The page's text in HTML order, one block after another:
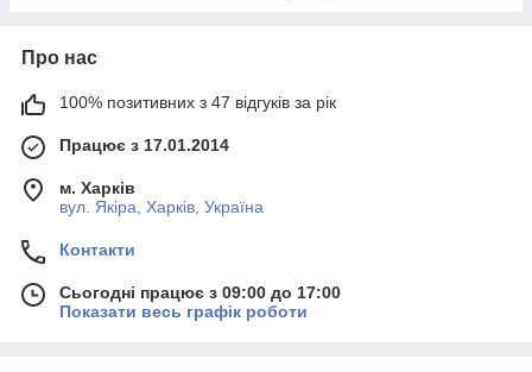
Про нас
100% позитивних з 47 відгуків за рік
Працює з 17.01.2014
м. Харків
вул. Якіра, Харків, Україна
Контакти
Сьогодні працює з 09:00 до 17:00
Показати весь графік роботи